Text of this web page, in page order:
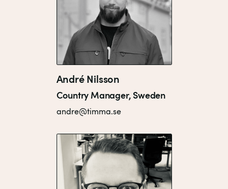
André Nilsson
Country Manager, Sweden
andre@timma.se